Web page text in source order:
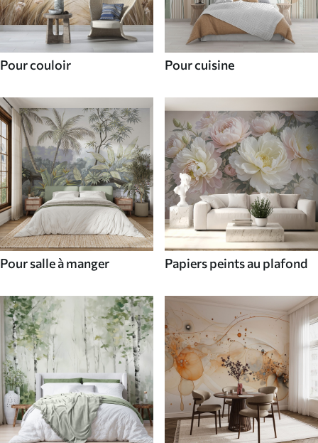
Pour couloir Pour cuisine
Pour salle à manger Papiers peints au plafond